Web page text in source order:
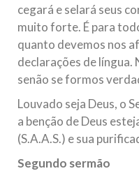
cegará e selará seus
muito forte. É para
quanto devemos nos
declarações de língua.
senão se formos
Louvado seja Deus, o
a benção de Deus
(S.A.A.S.) e sua
Segundo sermão